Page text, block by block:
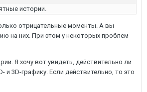
истории.
отрицательные моменты. А вы
на них. При этом у некоторых проблем
Я хочу вот увидеть, действительно ли
и 3D-графику. Если действительно, то это